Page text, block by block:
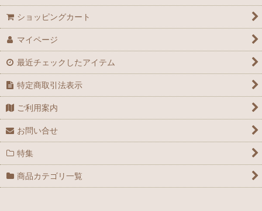
ショッピングカート
マイページ
最近チェックしたアイテム
特定商取引法表示
ご利用案内
お問い合せ
特集
商品カテゴリ一覧